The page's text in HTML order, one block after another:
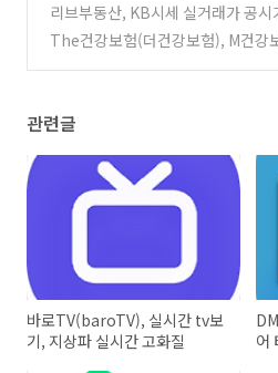
리브부동산, KB시세 실거래가 공시
및 AI예측시세 (0)
The건강보험(더건강보험), M건강보험 건강iN
관련글
바로TV(baroTV), 실시간 tv보
기, 지상파 실시간 고화질
어